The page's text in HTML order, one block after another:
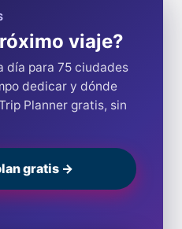
viaje?
día para 75 ciudades
dedicar y dónde
Planner gratis, sin
gratis →